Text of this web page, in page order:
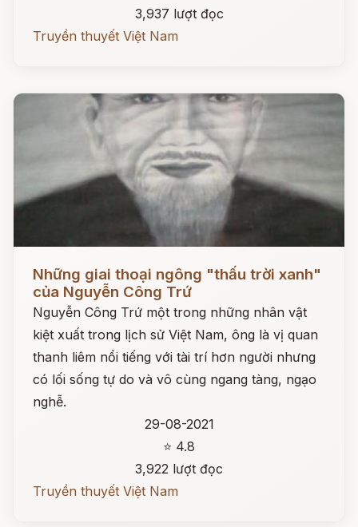
3,937 lượt đọc
Truyền thuyết Việt Nam
Những giai thoại ngông "thấu trời xanh"
của Nguyễn Công Trứ
Nguyễn Công Trứ một trong những nhân vật
kiệt xuất trong lịch sử Việt Nam, ông là vị quan
thanh liêm nổi tiếng với tài trí hơn người nhưng
có lối sống tự do và vô cùng ngang tàng, ngạo
nghễ.
29-08-2021
⭐ 4.8
3,922 lượt đọc
Truyền thuyết Việt Nam